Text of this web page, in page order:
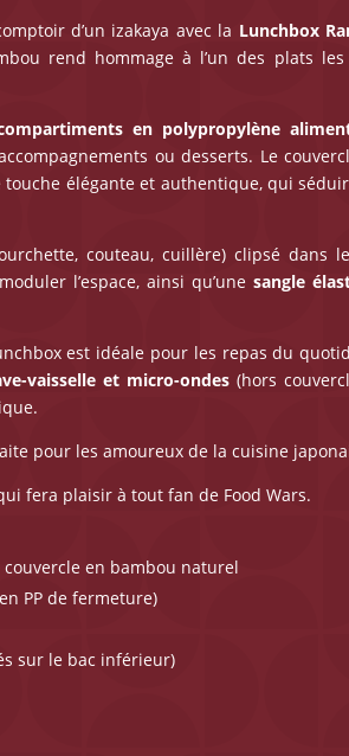
d’un izakaya avec la Lunchbox
rend hommage à l’un des plats
en polypropylène
ou desserts. Le
élégante et authentique, qui
couteau, cuillère) clipsé dans
l’espace, ainsi qu’une sangle
est idéale pour les repas du
vaisselle et micro-ondes (hors
pour les amoureux de la cuisine
fera plaisir à tout fan de Food Wars.
couvercle en bambou naturel
PP de fermeture)
sur le bac inférieur)